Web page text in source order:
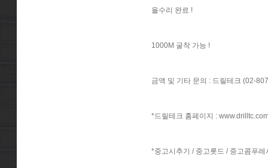
올수리 완료 !
1000M 굴착 가능 !
금액 및 기타 문의 : 드릴테크 (02-
*드릴테크 홈페이지 :
*중고시추기 / 중고롯드 / 중고콤푸